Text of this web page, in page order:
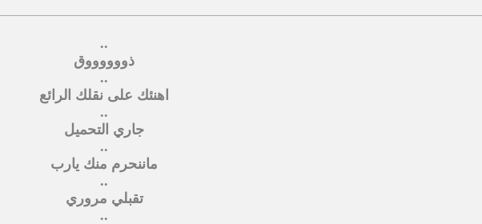
..
ذووووووق
..
اهنئك على نقلك الرائع
..
جاري التحميل
..
ماننحرم منك يارب
..
تقبلي مروري
..